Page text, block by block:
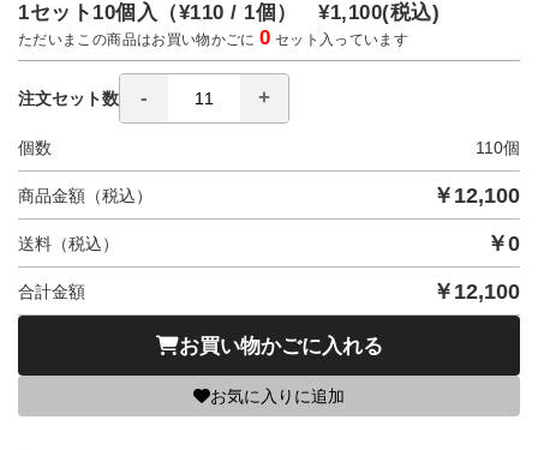
1セット10個入（¥110 / 1個）¥1,100(税込)
ただいまこの商品はお買い物かごに0 セット入っています
注文セット数
個数 110個
商品金額（税込） ￥ 12,100
送料（税込） ￥0
合計金額 ￥ 12,100
お買い物かごに入れる
お気に入りに追加